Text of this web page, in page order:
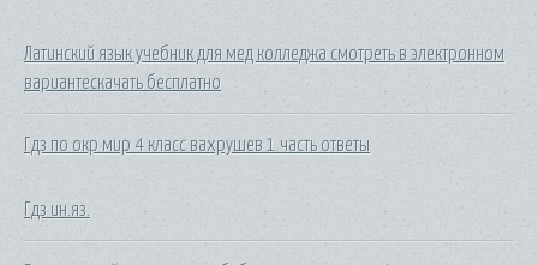
Латинский язык учебник для мед колледжа смотреть в электронном
вариантескачать бесплатно
Гдз по окр мир 4 класс вахрушев 1 часть ответы
Гдз ин.яз.